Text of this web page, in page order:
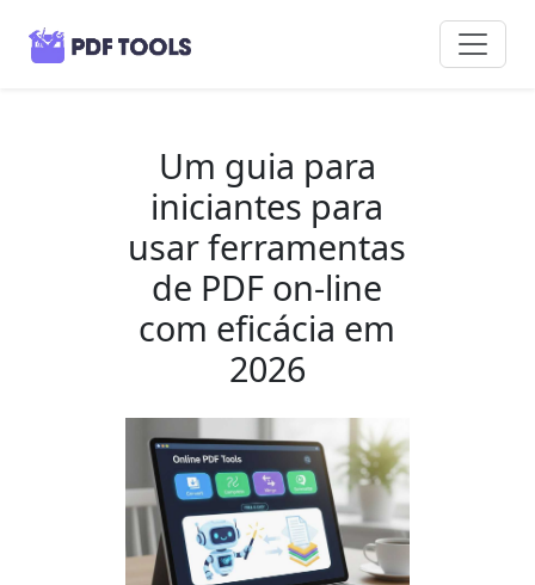
Um guia para
iniciantes para
usar ferramentas
de PDF on-line
com eficácia em
2026